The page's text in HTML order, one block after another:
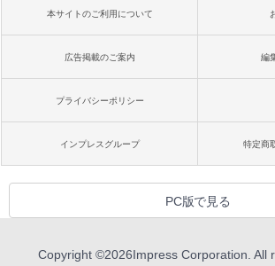
本サイトのご利用について
広告掲載のご案内 編
プライバシーポリシー
インプレスグループ 特定商
PC版で見る
Copyright ©2026Impress Corporation. All